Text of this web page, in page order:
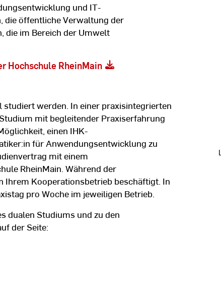
und IT-
die öffentliche Verwaltung der
die im Bereich der Umwelt
Hochschule RheinMain
werden. In einer praxisintegrierten
mit begleitender Praxiserfahrung
einen IHK-
für Anwendungs­entwicklung zu
mit einem
RheinMain. Während der
Ihrem Kooperationsbetrieb beschäftigt. In
pro Woche im jeweiligen Betrieb.
dualen Studiums und zu den
der Seite: